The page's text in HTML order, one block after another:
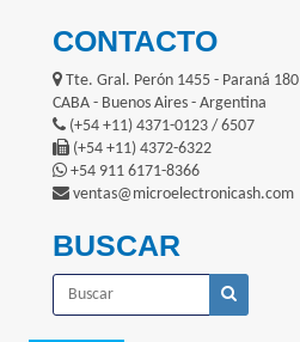
CONTACTO
Tte. Gral. Perón 1455 - Paraná 180
CABA - Buenos Aires - Argentina
(+54 +11) 4371-0123 / 6507
(+54 +11) 4372-6322
+54 911 6171-8366
ventas@microelectronicash.com
BUSCAR